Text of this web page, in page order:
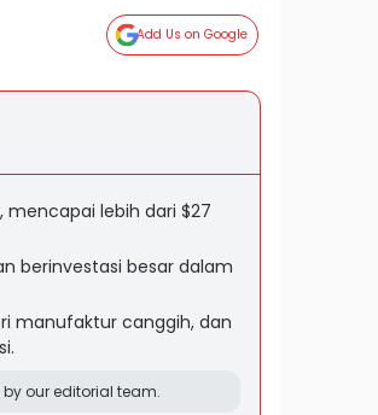
Add Us on Google
mencapai lebih dari $27
berinvestasi besar dalam
manufaktur canggih, dan
our editorial team.